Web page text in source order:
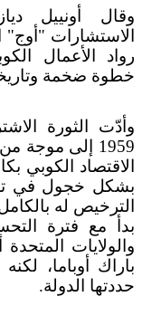
وقال أونييل
الاستشارات
رواد الأعمال
خطوة ضخمة
وأدّت الثورة
1959 إلى
الاقتصاد الكوبي
بشكل خجول في
بدأ مع فترة
باراك أوباما،
حددتها الدولة.